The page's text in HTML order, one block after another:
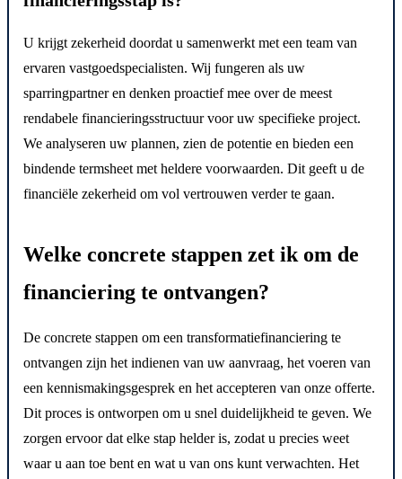
U krijgt zekerheid doordat u samenwerkt met een team van
ervaren vastgoedspecialisten. Wij fungeren als uw
sparringpartner en denken proactief mee over de meest
rendabele financieringsstructuur voor uw specifieke project.
We analyseren uw plannen, zien de potentie en bieden een
bindende termsheet met heldere voorwaarden. Dit geeft u de
financiële zekerheid om vol vertrouwen verder te gaan.
Welke concrete stappen zet ik om de
financiering te ontvangen?
De concrete stappen om een transformatiefinanciering te
ontvangen zijn het indienen van uw aanvraag, het voeren van
een kennismakingsgesprek en het accepteren van onze offerte.
Dit proces is ontworpen om u snel duidelijkheid te geven. We
zorgen ervoor dat elke stap helder is, zodat u precies weet
waar u aan toe bent en wat u van ons kunt verwachten. Het